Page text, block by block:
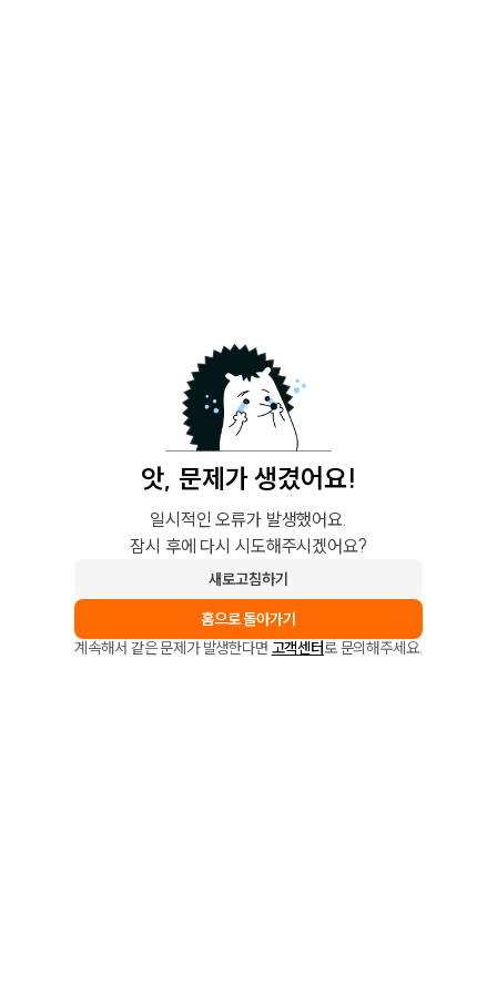
앗, 문제가 생겼어요!
일시적인 오류가 발생했어요.
잠시 후에 다시 시도해주시겠어요?
새로고침하기
홈으로 돌아가기
계속해서 같은 문제가 발생한다면 고객센터로 문의해주세요.